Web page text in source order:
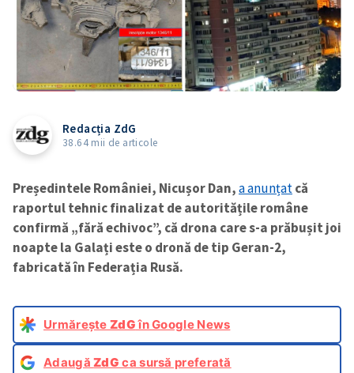
Redacția ZdG
38.64 mii de articole
Președintele României, Nicușor Dan,a anunțatcă
raportul tehnic finalizat de autoritățile române
confirmă „fără echivoc”, că drona care s-a prăbușit joi
noapte la Galați este o dronă de tip Geran-2,
fabricată în Federația Rusă.
Urmărește ZdGîn Google News
AdaugăZdG ca sursă preferată